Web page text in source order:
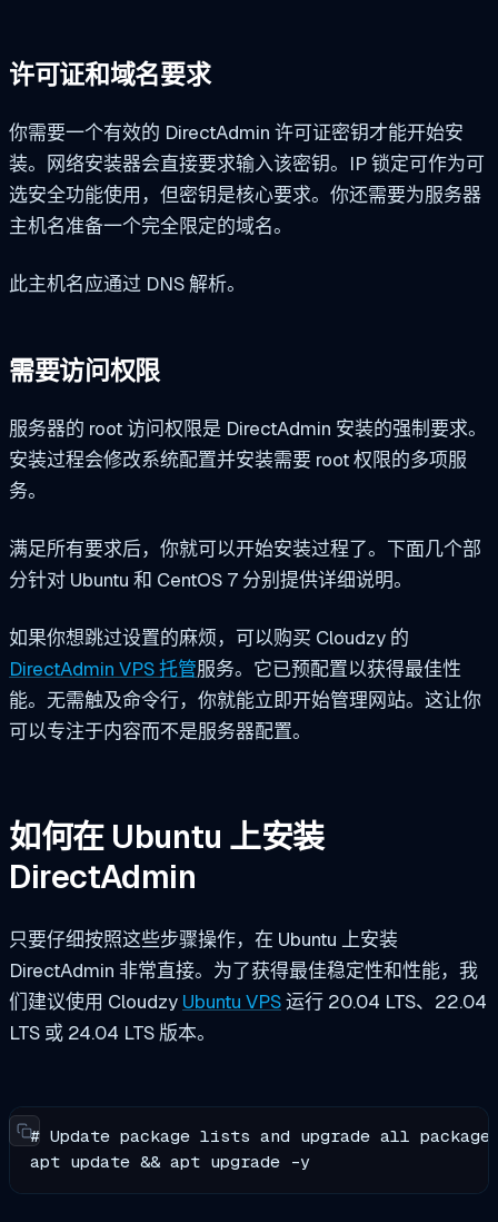
许可证和域名要求
你需要一个有效的 DirectAdmin 许可证密钥才能开始安
装。网络安装器会直接要求输入该密钥。IP 锁定可作为可
选安全功能使用，但密钥是核心要求。你还需要为服务器
主机名准备一个完全限定的域名。
此主机名应通过 DNS 解析。
需要访问权限
服务器的 root 访问权限是 DirectAdmin 安装的强制要求。
安装过程会修改系统配置并安装需要 root 权限的多项服
务。
满足所有要求后，你就可以开始安装过程了。下面几个部
分针对 Ubuntu 和 CentOS 7 分别提供详细说明。
如果你想跳过设置的麻烦，可以购买 Cloudzy 的
DirectAdmin VPS 托管服务。它已预配置以获得最佳性
能。无需触及命令行，你就能立即开始管理网站。这让你
可以专注于内容而不是服务器配置。
如何在 Ubuntu 上安装
DirectAdmin
只要仔细按照这些步骤操作，在 Ubuntu 上安装
DirectAdmin 非常直接。为了获得最佳稳定性和性能，我
们建议使用 Cloudzy Ubuntu VPS运行 20.04 LTS、22.04
LTS 或 24.04 LTS 版本。
# Update package lists and upgrade all
apt update && apt upgrade -y